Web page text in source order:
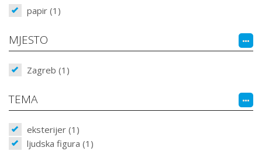
papir (1)
MJESTO
Zagreb (1)
TEMA
eksterijer (1)
ljudska figura (1)